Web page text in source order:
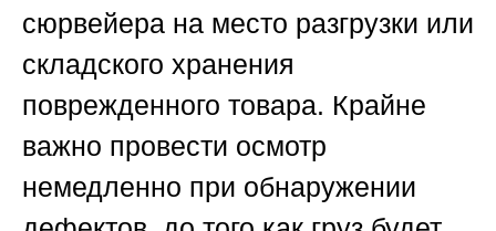
сюрвейера на место разгрузки или
складского хранения
поврежденного товара. Крайне
важно провести осмотр
немедленно при обнаружении